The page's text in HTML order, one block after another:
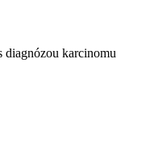
diagnózou karcinomu